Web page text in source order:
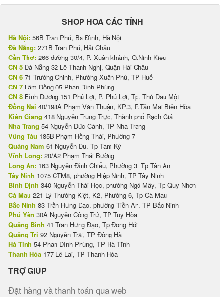
SHOP HOA CÁC TỈNH
Hà Nội: 56B Trần Phú, Ba Đình, Hà Nội
Đà Nẵng: 271B Trần Phú, Hải Châu
Cần Thơ: 266 đường 30/4, P. Xuân khánh, Q.Ninh Kiều
CN 5 Đà Nẵng 32 Lê Thanh Nghị, Quận Hải Châu
CN 6 71 Trường Chinh, Phường Xuân Phú, TP Huế
CN 7 Lâm Đồng 05 Phan Đình Phùng
CN 8 Bình Dương 151 Phú Lợi, P. Phú Lợi, Tp. Thủ Dầu Một
Đồng Nai 40/198A Phạm Văn Thuận, KP.3, P.Tân Mai Biên Hòa
Kiên Giang 418 Nguyễn Trung Trực, Thành phố Rạch Giá
Nha Trang 54 Nguyễn Đức Cảnh, TP Nha Trang
Vũng Tàu 185B Phạm Hồng Thái, Phường 7
Quảng Nam 61 Nguyễn Du, Tp Tam Kỳ
Vĩnh Long: 20/A2 Phạm Thái Bường
Long An: 163 Nguyễn Đình Chiểu, Phường 3, Tp Tân An
Tây Ninh 1075 CTM8, phường Hiệp Ninh, TP Tây Ninh
Bình Định 340 Nguyễn Thái Học, phường Ngô Mây, Tp Quy Nhơn
Cà Mau 221 Lý Thường Kiệt, K2, Phường 6, Tp Cà Mau
Bắc Ninh 83 Trần Hưng Đạo, phường Tiền An, TP Bắc Ninh
Phú Yên 30A Nguyễn Công Trứ, TP Tuy Hòa
Quảng Bình 41 Trần Hưng Đạo, Tp Đồng Hới
Quảng Trị 92 Nguyễn Trãi, TP Đông Hà
Hà Tĩnh 54 Phan Đình Phùng, TP Hà Tĩnh
Thanh Hóa 177 Lê Lai, TP Thanh Hóa
TRỢ GIÚP
Đặt hàng và thanh toán qua web